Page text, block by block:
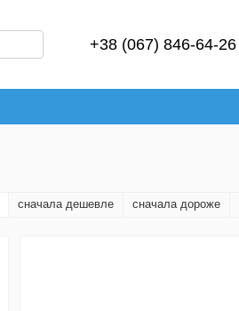
+38 (067) 846-64-26
сначала дешевле сначала дороже